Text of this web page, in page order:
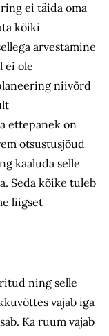
ei täida oma
kõiki
arvestamine
ei ole
niivõrd
ettepanek on
otsustusjõud
kaaluda selle
Seda kõike tuleb
liigset
ning selle
vajab iga
Ka ruum vajab